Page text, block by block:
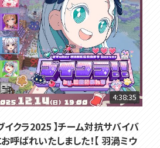
4:38:35
クラ2025 】チーム対抗サバイバ
呼ばれいたしました！【 羽渦ミウ